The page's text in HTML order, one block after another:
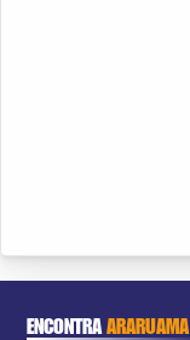
ENCONTRAARARUAMA